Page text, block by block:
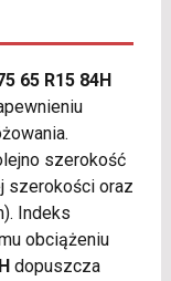
65 R15 84H
szerokość
szerokości oraz
Indeks
obciążeniu
Hdopuszcza